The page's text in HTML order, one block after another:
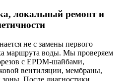
локальный ремонт и
не с замены первого
маршрута воды. Мы проверяем
с EPDM-шайбами,
вентиляции, мембраны,
После диагностики